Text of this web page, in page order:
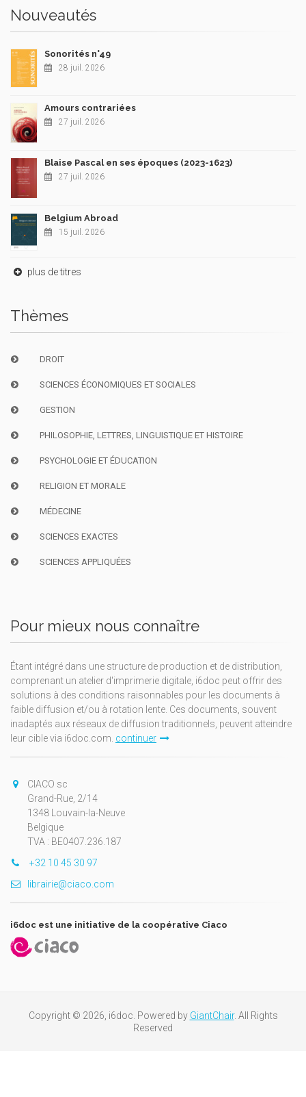
Nouveautés
Sonorités n°49
28 juil. 2026
Amours contrariées
27 juil. 2026
Blaise Pascal en ses époques (2023-1623)
27 juil. 2026
Belgium Abroad
15 juil. 2026
plus de titres
Thèmes
DROIT
SCIENCES ÉCONOMIQUES ET SOCIALES
GESTION
PHILOSOPHIE, LETTRES, LINGUISTIQUE ET HISTOIRE
PSYCHOLOGIE ET ÉDUCATION
RELIGION ET MORALE
MÉDECINE
SCIENCES EXACTES
SCIENCES APPLIQUÉES
Pour mieux nous connaître
Étant intégré dans une structure de production et de distribution,
comprenant un atelier d'imprimerie digitale, i6doc peut offrir des
solutions à des conditions raisonnables pour les documents à
faible diffusion et/ou à rotation lente. Ces documents, souvent
inadaptés aux réseaux de diffusion traditionnels, peuvent atteindre
leur cible via i6doc.com. continuer
CIACO sc
Grand-Rue, 2/14
1348 Louvain-la-Neuve
Belgique
TVA : BE0407.236.187
+32 10 45 30 97
librairie@ciaco.com
i6doc est une initiative de la coopérative Ciaco
Copyright © 2026, i6doc. Powered by GiantChair. All Rights
Reserved